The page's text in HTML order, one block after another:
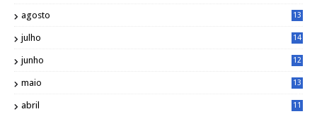
agosto
13
julho
14
junho
12
maio
13
abril
11